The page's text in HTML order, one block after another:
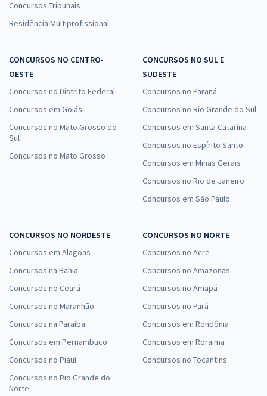
Concursos Tribunais
Residência Multiprofissional
CONCURSOS NO CENTRO-
OESTE
Concursos no Distrito Federal
Concursos em Goiás
Concursos no Mato Grosso do
Sul
Concursos no Mato Grosso
CONCURSOS NO SUL E
SUDESTE
Concursos no Paraná
Concursos no Rio Grande do Sul
Concursos em Santa Catarina
Concursos no Espírito Santo
Concursos em Minas Gerais
Concursos no Rio de Janeiro
Concursos em São Paulo
CONCURSOS NO NORDESTE
Concursos em Alagoas
Concursos na Bahia
Concursos no Ceará
Concursos no Maranhão
Concursos na Paraíba
Concursos em Pernambuco
Concursos no Piauí
Concursos no Rio Grande do
Norte
CONCURSOS NO NORTE
Concursos no Acre
Concursos no Amazonas
Concursos no Amapá
Concursos no Pará
Concursos em Rondônia
Concursos em Roraima
Concursos no Tocantins